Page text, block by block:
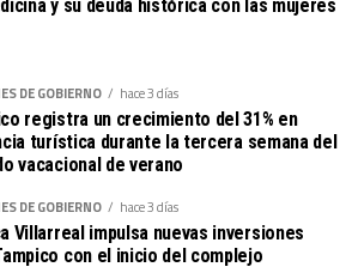
y su deuda histórica con las mujeres
DE GOBIERNO hace 3 días
registra un crecimiento del 31% en
turística durante la tercera semana del
vacacional de verano
DE GOBIERNO hace 3 días
Villarreal impulsa nuevas inversiones
con el inicio del complejo